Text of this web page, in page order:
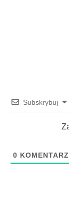
Subskrybuj
0